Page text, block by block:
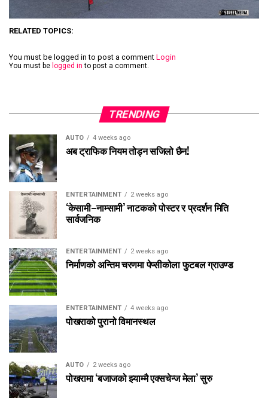
RELATED TOPICS:
You must be logged in to post a comment Login
You must be logged in to post a comment.
TRENDING
AUTO 4 weeks ago
अब ट्राफिक नियम तोड्न सजिलो छैन!
ENTERTAINMENT 2 weeks ago
‘केसामी–नाम्सामी’ नाटकको पोस्टर र प्रदर्शन मिति
सार्वजनिक
ENTERTAINMENT 2 weeks ago
निर्माणको अन्तिम चरणमा पेप्सीकोला फुटबल ग्राउण्ड
ENTERTAINMENT 4 weeks ago
पोखराको पुरानो विमानस्थल
AUTO 2 weeks ago
पोखरामा ‘बजाजको झ्याम्मै एक्सचेन्ज मेला’ सुरु